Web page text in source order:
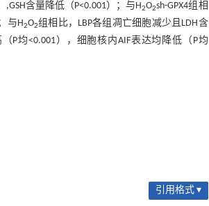
,GSH含量降低（P<0.001）；与H2O2sh-GPX4组相
与H2O2组相比，LBP各组凋亡细胞减少且LDH含
P均<0.001），细胞核内AIF表达均降低（P均
引用格式 ▾